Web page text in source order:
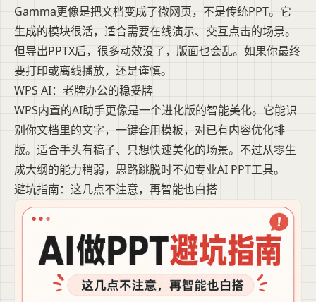
Gamma更像是把文档变成了微网页，不是传统PPT。它
生成的模块很活，适合需要在线演示、交互点击的场景。
但导出PPTX后，很多动效没了，版面也会乱。如果你最终
要打印或离线播放，还是谨慎。
WPS AI：老牌办公的稳妥牌
WPS内置的AI助手更像是一个进化版的智能美化。它能识
别你文档里的文字，一键套用模板，对已有内容优化排
版。适合手头有稿子、只想快速美化的场景。不过从零生
成大纲的能力稍弱，思路跳脱时不如专业AI PPT工具。
避坑指南：这几点不注意，再智能也白搭